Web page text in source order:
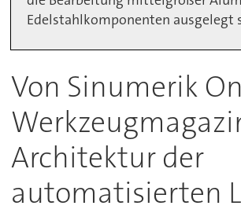
Edelstahlkomponenten ausgelegt
Von Sinumerik
Architektur der
automatisierten